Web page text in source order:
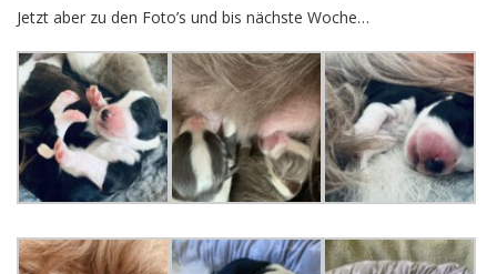
Jetzt aber zu den Foto’s und bis nächste Woche…